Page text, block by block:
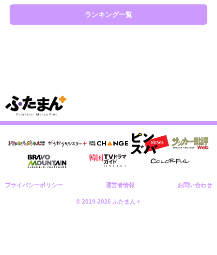
ランキング一覧
プライバシーポリシー 運営者情報 お問い合わせ
© 2019-2026 ふたまん＋